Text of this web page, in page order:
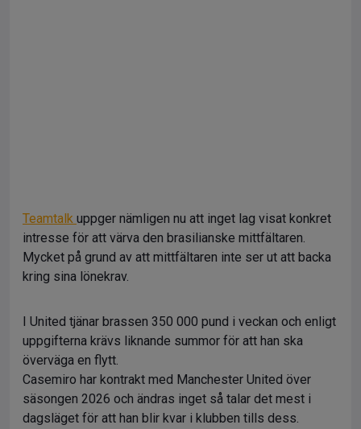
Teamtalk uppger nämligen nu att inget lag visat konkret
intresse för att värva den brasilianske mittfältaren.
Mycket på grund av att mittfältaren inte ser ut att backa
kring sina lönekrav.
I United tjänar brassen 350 000 pund i veckan och enligt
uppgifterna krävs liknande summor för att han ska
överväga en flytt.
Casemiro har kontrakt med Manchester United över
säsongen 2026 och ändras inget så talar det mest i
dagsläget för att han blir kvar i klubben tills dess.